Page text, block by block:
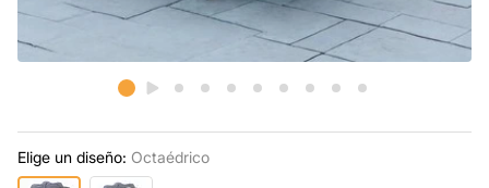
Elige un diseño: Octaédrico